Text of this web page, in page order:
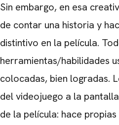
Sin embargo, en esa
de contar una historia y
distintivo en la película.
herramientas/habilidades
colocadas, bien logradas.
del videojuego a la
de la película: hace